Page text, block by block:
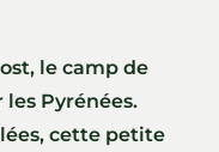
le camp de
Pyrénées.
cette petite